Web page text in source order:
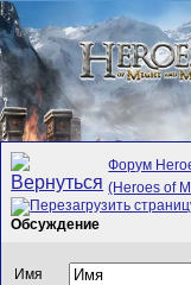
Форум
(Heroes of
Обсуждение
Имя